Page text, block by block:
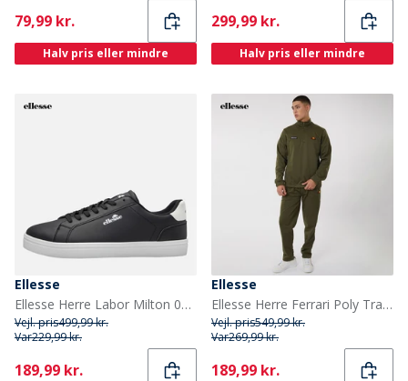
Current
79,99 kr.
Halv pris eller mindre
Current
299,99 kr.
Halv pris eller mindre
Ellesse
Ellesse Herre Labor Milton 002 Træningssko Sort
Vejl. pris499,99 kr.
Var229,99 kr.
Current
189,99 kr.
Ellesse
Ellesse Herre Ferrari Poly Tracksuit Khaki
Vejl. pris549,99 kr.
Var269,99 kr.
Current
189,99 kr.